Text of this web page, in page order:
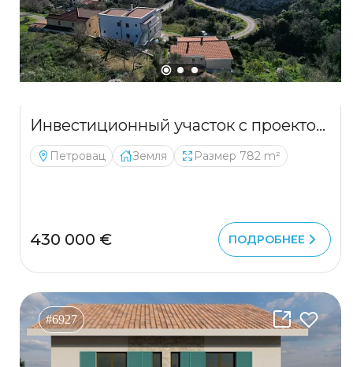
Инвестиционный участок с проектом и фундаментом в Петроваце с видом на море
Петровац Земля Размер 782 m²
430 000 € ПОДРОБНЕЕ
#6927